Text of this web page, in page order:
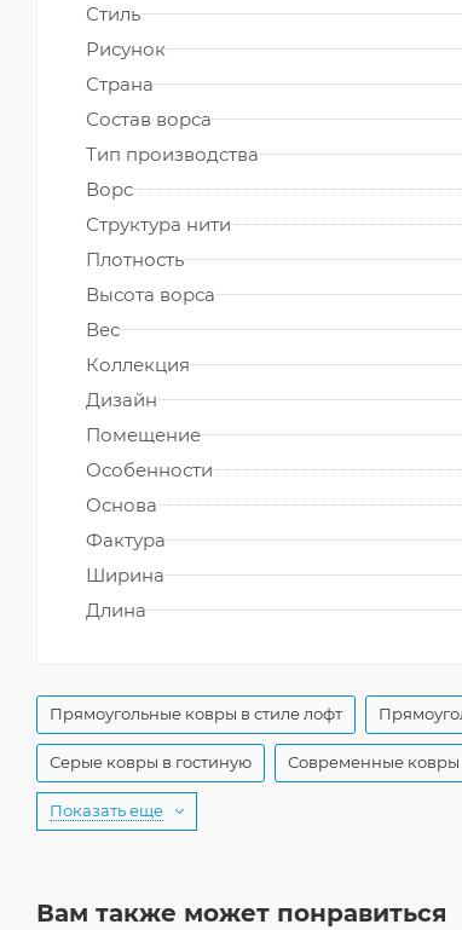
Стиль
Рисунок
Страна
Состав ворса
Тип производства
Ворс
Структура нити
Плотность
Высота ворса
Вес
Коллекция
Дизайн
Помещение
Особенности
Основа
Фактура
Ширина
Длина
Прямоугольные ковры в стиле лофт
Серые ковры в гостиную Современные ковры
Показать еще
Вам также может понравиться